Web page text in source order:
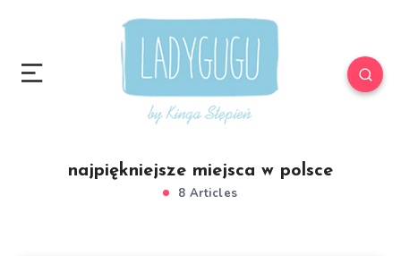
najpiękniejsze miejsca w polsce
8 Articles